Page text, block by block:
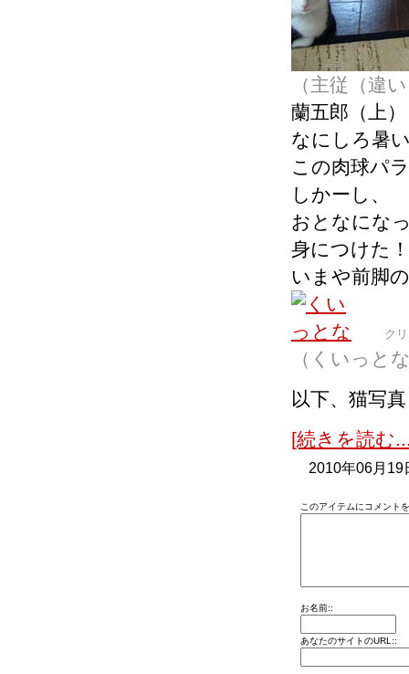
（主従（違
蘭五郎（上
なにしろ暑
この肉球パ
しかーし、
おとなにな
身につけた！
いまや前脚
ク
（くいっと
以下、猫写
[続きを読む
2010年06月
このアイテムにコメント
お名前::
あなたのサイトのURL::